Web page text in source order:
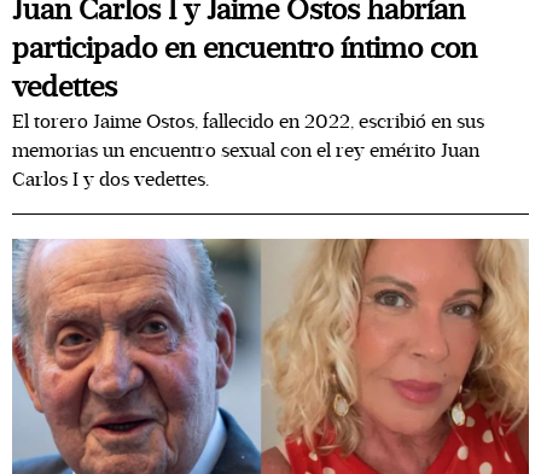
Juan Carlos I y Jaime Ostos habrían
participado en encuentro íntimo con
vedettes
El torero Jaime Ostos, fallecido en 2022, escribió en sus
memorias un encuentro sexual con el rey emérito Juan
Carlos I y dos vedettes.